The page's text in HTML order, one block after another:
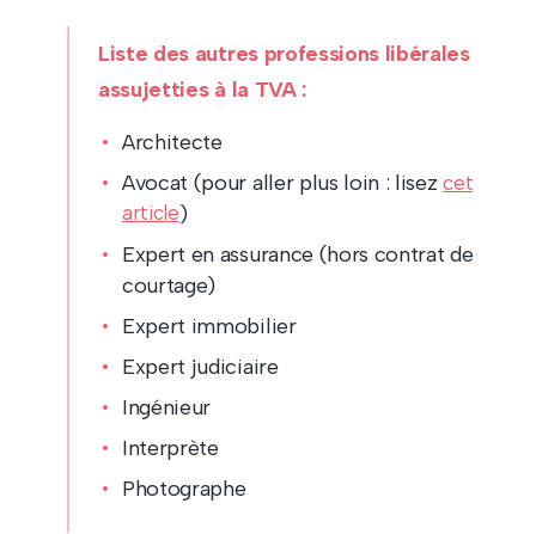
Liste des autres professions libérales
assujetties à la TVA :
Architecte
Avocat (pour aller plus loin : lisezcet
article)
Expert en assurance (hors contrat de
courtage)
Expert immobilier
Expert judiciaire
Ingénieur
Interprète
Photographe